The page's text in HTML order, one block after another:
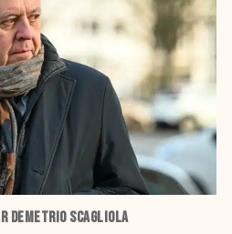
DEMETRIO SCAGLIOLA